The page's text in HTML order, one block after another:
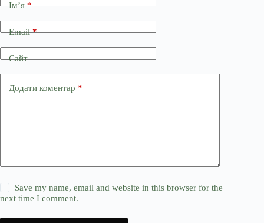
Ім’я*
Email*
Сайт
Додати коментар *
Save my name, email and website in this browser for the
next time I comment.